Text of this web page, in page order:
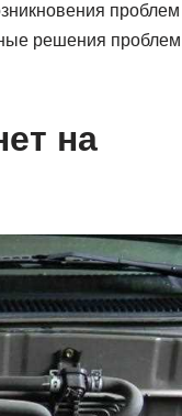
проблем
решения проблем
на